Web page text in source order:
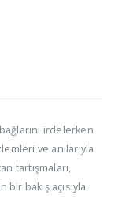
irdelerken
ve anılarıyla
tartışmaları,
bakış açısıyla